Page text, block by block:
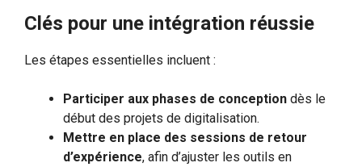
Clés pour une intégration réussie
Les étapes essentielles incluent :
Participer aux phases de conception dès le
début des projets de digitalisation.
Mettre en place des sessions de retour
d’expérience, afin d’ajuster les outils en